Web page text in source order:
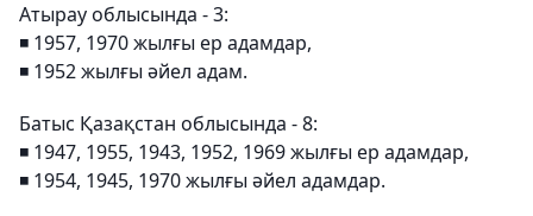
Атырау облысында - 3:
◾️ 1957, 1970 жылғы ер адамдар,
◾️ 1952 жылғы әйел адам.
Батыс Қазақстан облысында - 8:
◾️ 1947, 1955, 1943, 1952, 1969 жылғы ер адамдар,
◾️ 1954, 1945, 1970 жылғы әйел адамдар.